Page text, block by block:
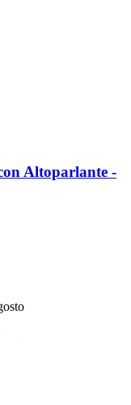
Altoparlante -​